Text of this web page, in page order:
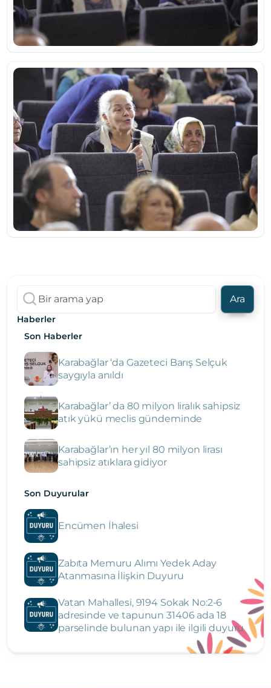
Ara
Haberler
Son Haberler
Karabağlar ‘da Gazeteci Barış Selçuk
saygıyla anıldı
Karabağlar’ da 80 milyon liralık sahipsiz
atık yükü meclis gündeminde
Karabağlar’ın her yıl 80 milyon lirası
sahipsiz atıklara gidiyor
Son Duyurular
Encümen İhalesi
Zabıta Memuru Alımı Yedek Aday
Atanmasına İlişkin Duyuru
Vatan Mahallesi, 9194 Sokak No:2-6
adresinde ve tapunun 31406 ada 18
parselinde bulunan yapı ile ilgili duyuru